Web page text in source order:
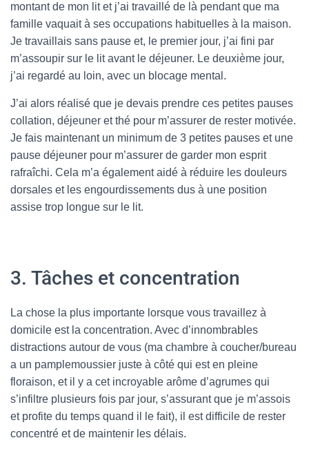
montant de mon lit et j’ai travaillé de là pendant que ma
famille vaquait à ses occupations habituelles à la maison.
Je travaillais sans pause et, le premier jour, j’ai fini par
m’assoupir sur le lit avant le déjeuner. Le deuxième jour,
j’ai regardé au loin, avec un blocage mental.
J’ai alors réalisé que je devais prendre ces petites pauses
collation, déjeuner et thé pour m’assurer de rester motivée.
Je fais maintenant un minimum de 3 petites pauses et une
pause déjeuner pour m’assurer de garder mon esprit
rafraîchi. Cela m’a également aidé à réduire les douleurs
dorsales et les engourdissements dus à une position
assise trop longue sur le lit.
3. Tâches et concentration
La chose la plus importante lorsque vous travaillez à
domicile est la concentration. Avec d’innombrables
distractions autour de vous (ma chambre à coucher/bureau
a un pamplemoussier juste à côté qui est en pleine
floraison, et il y a cet incroyable arôme d’agrumes qui
s’infiltre plusieurs fois par jour, s’assurant que je m’assois
et profite du temps quand il le fait), il est difficile de rester
concentré et de maintenir les délais.